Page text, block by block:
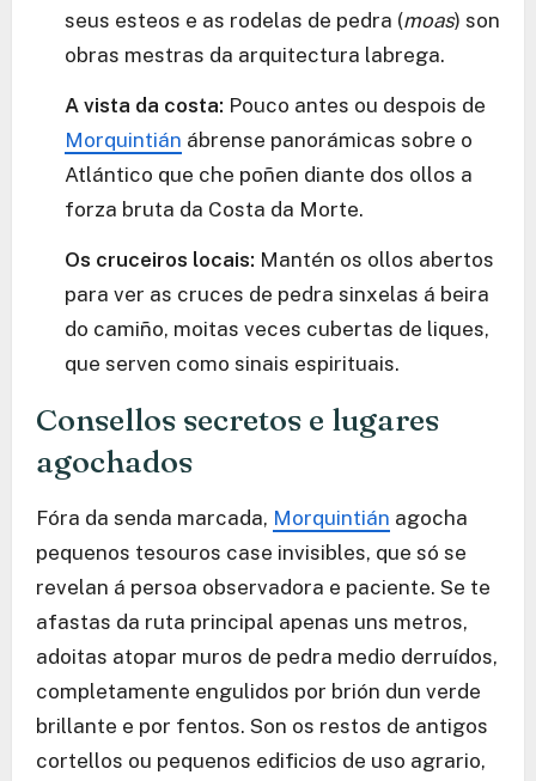
seus esteos e as rodelas de pedra (moas) son
obras mestras da arquitectura labrega.
A vista da costa: Pouco antes ou despois de
Morquintián ábrense panorámicas sobre o
Atlántico que che poñen diante dos ollos a
forza bruta da Costa da Morte.
Os cruceiros locais: Mantén os ollos abertos
para ver as cruces de pedra sinxelas á beira
do camiño, moitas veces cubertas de liques,
que serven como sinais espirituais.
Consellos secretos e lugares
agochados
Fóra da senda marcada, Morquintián agocha
pequenos tesouros case invisibles, que só se
revelan á persoa observadora e paciente. Se te
afastas da ruta principal apenas uns metros,
adoitas atopar muros de pedra medio derruídos,
completamente engulidos por brión dun verde
brillante e por fentos. Son os restos de antigos
cortellos ou pequenos edificios de uso agrario,